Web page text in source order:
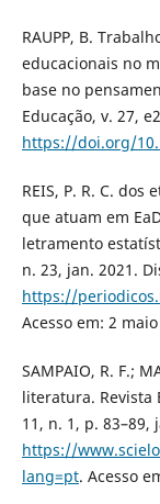
RAUPP, B.
educacionais no
base no
Educação, v. 27,
https://doi.org/
REIS, P. R. C.
que atuam em
letramento
n. 23, jan. 2021.
https://
Acesso em: 2
SAMPAIO, R. F.;
literatura. Revista
11, n. 1, p. 83–89,
https://
lang=pt. Acesso